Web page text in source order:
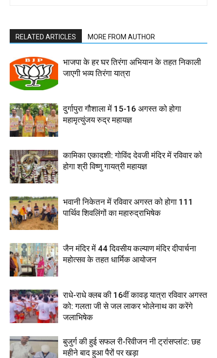
RELATED ARTICLES MORE FROM AUTHOR
भाजपा के हर घर तिरंगा अभियान के तहत निकाली
जाएगी भव्य तिरंगा यात्रा
दुर्गापुरा गौशाला में 15-16 अगस्त को होगा
महामृत्युंजय रुद्र महायज्ञ
कामिका एकादशी: गोविंद देवजी मंदिर में रविवार को
होगा श्री विष्णु गायत्री महायज्ञ
भवानी निकेतन में रविवार अगस्त को होगा 111
पार्थिव शिवलिंगों का महारुद्राभिषेक
जैन मंदिर में 44 दिवसीय कल्याण मंदिर दीपार्चना
महोत्सव के तहत धार्मिक आयोजन
राधे-राधे क्लब की 16वीं कावड़ यात्रा रविवार अगस्त
को: गलता जी से जल लाकर भोलेनाथ का करेंगे
जलाभिषेक
बुजुर्ग की हुई सफल री-रिवीजन नी ट्रांसप्लांट: छह
महीने बाद हुआ पैरों पर खड़ा